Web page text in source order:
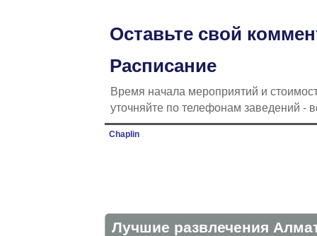
Оставьте свой
Расписание
Время начала мероприятий и
уточняйте по телефонам заведений -
Chaplin
Лучшие развлечения